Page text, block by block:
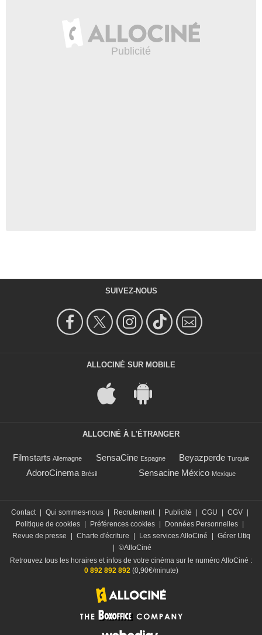
SUIVEZ-NOUS
ALLOCINÉ SUR MOBILE
ALLOCINÉ À L'ÉTRANGER
Filmstarts Allemagne SensaCine Espagne Beyazperde Turquie
AdoroCinema Brésil Sensacine México Mexique
Contact Qui sommes-nous Recrutement Publicité CGU CGV
Politique de cookies
Préférences cookies Données Personnelles
Revue de presse
Charte d'écriture Les services AlloCiné
Gérer Utiq
©AlloCiné
Retrouvez tous les horaires et infos de votre cinéma sur le numéro AlloCiné :
0 892 892 892(0,90€/minute)